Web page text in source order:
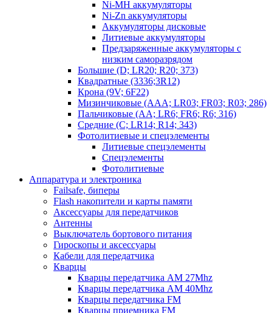
Ni-MH аккумуляторы
Ni-Zn аккумуляторы
Аккумуляторы дисковые
Литиевые аккумуляторы
Предзаряженные аккумуляторы с
низким саморазрядом
Большие (D; LR20; R20; 373)
Квадратные (3336;3R12)
Крона (9V; 6F22)
Мизинчиковые (AAA; LR03; FR03; R03; 286)
Пальчиковые (AA; LR6; FR6; R6; 316)
Средние (C; LR14; R14; 343)
Фотолитиевые и спецэлементы
Литиевые спецэлементы
Спецэлементы
Фотолитиевые
Аппаратура и электроника
Failsafe, биперы
Flash накопители и карты памяти
Аксессуары для передатчиков
Антенны
Выключатель бортового питания
Гироскопы и аксессуары
Кабели для передатчика
Кварцы
Кварцы передатчика AM 27Mhz
Кварцы передатчика AM 40Mhz
Кварцы передатчика FM
Кварцы приемника FM